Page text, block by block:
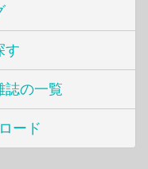
す
誌の一覧
ード